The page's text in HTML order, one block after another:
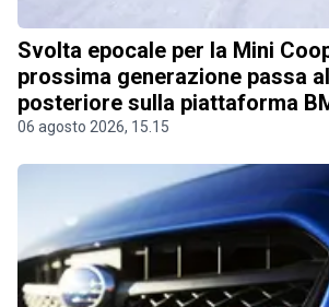
Svolta epocale per la Mini
prossima generazione passa
posteriore sulla piattaforma
06 agosto 2026, 15.15